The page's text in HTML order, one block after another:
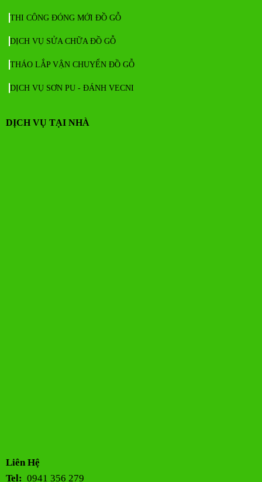
Liên Hệ
Tel: 0941 356 279
THI CÔNG ĐÓNG MỚI ĐỒ GỖ
DỊCH VỤ SỬA CHỮA ĐỒ GỖ
THÁO LẮP VẬN CHUYỂN ĐỒ GỖ
DỊCH VỤ SƠN PU - ĐÁNH VECNI
DỊCH VỤ TẠI NHÀ